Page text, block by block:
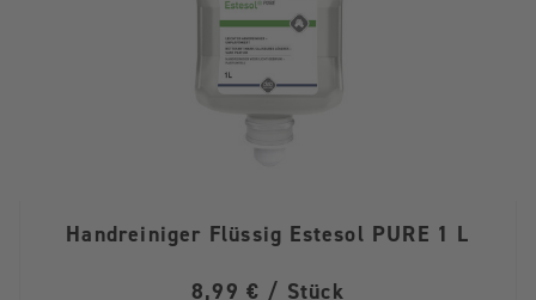
Handreiniger Flüssig Estesol PURE 1 L
8,99 € / Stück